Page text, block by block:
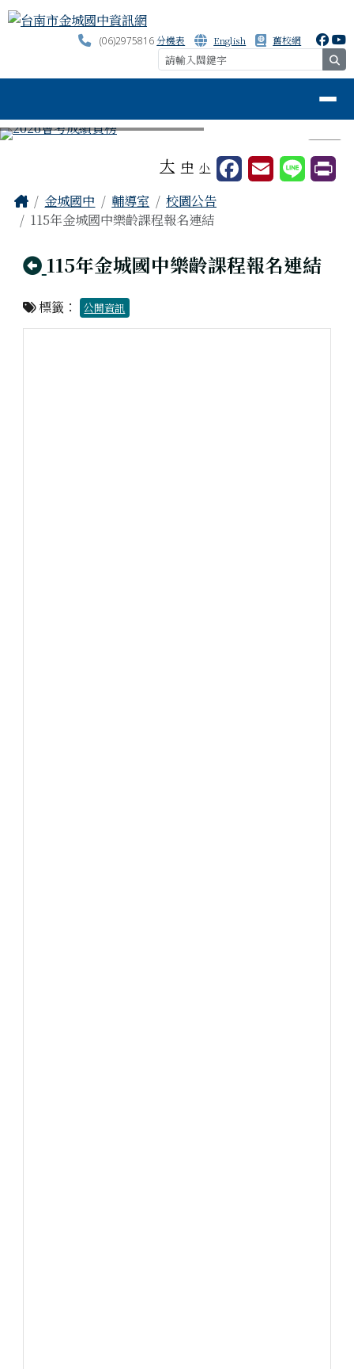
跳至主內容區
台南市金城國中資訊網
(06)2975816分機表 English 舊校網
⏸
大 中 小
主內容區域
Home
金城國中 輔導室
校園公告
115年金城國中樂齡課程報名連結
回上頁
115年金城國中樂齡課程報名連結
標籤： 公開資訊
頁尾區域